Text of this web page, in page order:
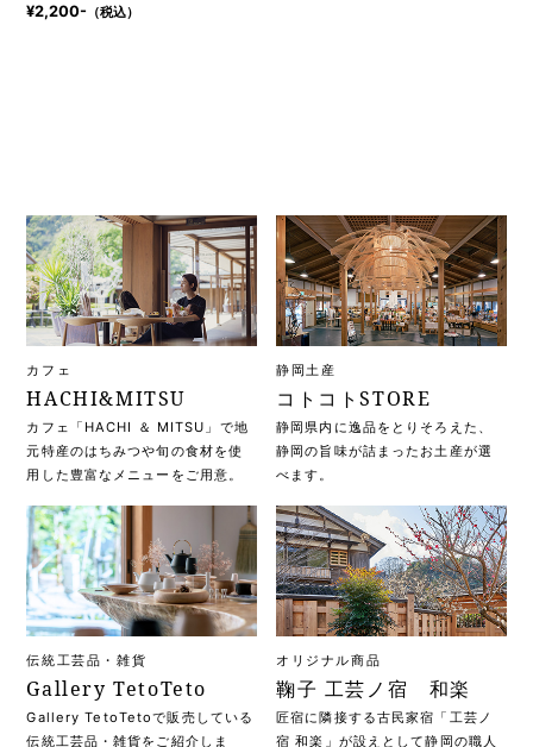
¥2,200- （税込）
カフェ
HACHI&MITSU
カフェ「HACHI ＆ MITSU」で地
元特産のはちみつや旬の食材を使
用した豊富なメニューをご用意。
静岡土産
コトコトSTORE
静岡県内に逸品をとりそろえた、
静岡の旨味が詰まったお土産が選
べます。
伝統工芸品・雑貨
Gallery TetoTeto
Gallery TetoTetoで販売している
伝統工芸品・雑貨をご紹介しま
オリジナル商品
鞠子 工芸ノ宿 和楽
匠宿に隣接する古民家宿「工芸ノ
宿 和楽」が設えとして静岡の職人